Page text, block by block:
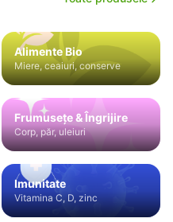
Alimente Bio
Miere, ceaiuri, conserve
Frumusețe & Îngrijire
Corp, păr, uleiuri
Imunitate
Vitamina C, D, zinc